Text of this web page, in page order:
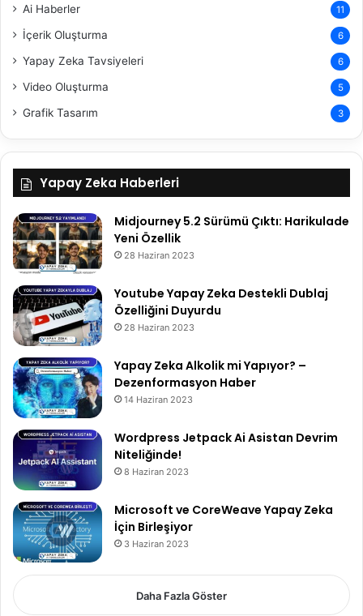
Ai Haberler 11
İçerik Oluşturma 6
Yapay Zeka Tavsiyeleri 6
Video Oluşturma 5
Grafik Tasarım 3
Yapay Zeka Haberleri
Midjourney 5.2 Sürümü Çıktı: Harikulade
Yeni Özellik
28 Haziran 2023
Youtube Yapay Zeka Destekli Dublaj
Özelliğini Duyurdu
28 Haziran 2023
Yapay Zeka Alkolik mi Yapıyor? –
Dezenformasyon Haber
14 Haziran 2023
Wordpress Jetpack Ai Asistan Devrim
Niteliğinde!
8 Haziran 2023
Microsoft ve CoreWeave Yapay Zeka
İçin Birleşiyor
3 Haziran 2023
Daha Fazla Göster